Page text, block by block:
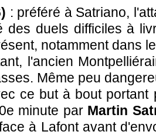
: préféré à Satriano,
des duels difficiles à
notamment dans
l'ancien
Même peu
ce but à bout portant
minute par Martin
à Lafont avant